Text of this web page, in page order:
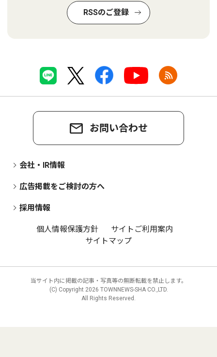
RSSのご登録
お問い合わせ
会社・IR情報
広告掲載をご検討の方へ
採用情報
個人情報保護方針
サイトご利用案内
サイトマップ
当サイト内に掲載の記事・写真等の無断転載を禁止します。
(C) Copyright 2026 TOWNNEWS-SHA CO.,LTD.
All Rights Reserved.